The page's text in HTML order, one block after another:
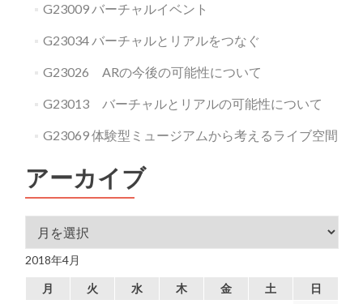
G23009 バーチャルイベント
G23034 バーチャルとリアルをつなぐ
G23026 ARの今後の可能性について
G23013 バーチャルとリアルの可能性について
G23069 体験型ミュージアムから考えるライブ空間
アーカイブ
アーカイブ
2018年4月
月 火 水 木 金 土
日